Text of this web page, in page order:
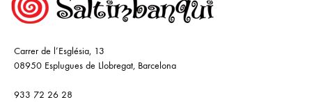
Carrer de l’Església, 13
08950 Esplugues de Llobregat, Barcelona
933 72 26 28